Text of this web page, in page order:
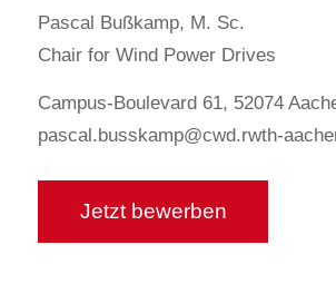
Pascal Bußkamp, M. Sc.
Chair for Wind Power Drives
Campus-Boulevard 61, 52074
pascal.busskamp@cwd.rwth-